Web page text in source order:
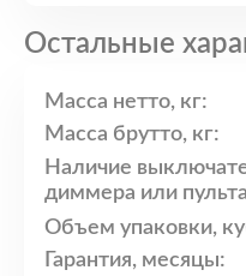
Остальные
Масса нетто, кг:
Масса брутто, кг:
Наличие
диммера или
Объем упаковки,
Гарантия, месяцы: